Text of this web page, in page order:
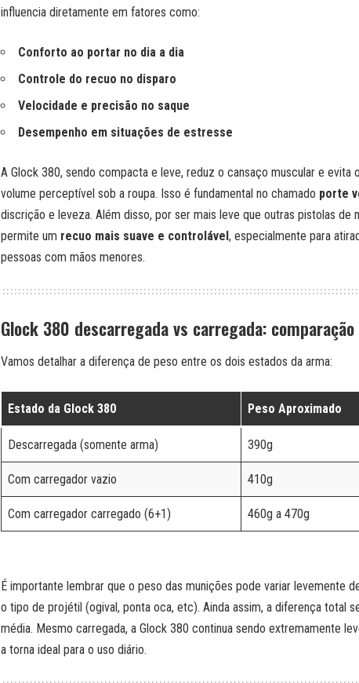
influencia diretamente em fatores como:
Conforto ao portar no dia a dia
Controle do recuo no disparo
Velocidade e precisão no saque
Desempenho em situações de estresse
A Glock 380, sendo compacta e leve, reduz o cansaço muscular e evita
volume perceptível sob a roupa. Isso é fundamental no chamado porte
discrição e leveza. Além disso, por ser mais leve que outras pistolas de
permite um recuo mais suave e controlável , especialmente para
pessoas com mãos menores.
Glock 380 descarregada vs carregada:
Vamos detalhar a diferença de peso entre os dois estados da arma:
Estado da Glock 380 Peso Aproximado
Descarregada (somente arma) 390g
Com carregador vazio 410g
Com carregador carregado (6+1) 460g a 470g
É importante lembrar que o peso das munições pode variar levemente
o tipo de projétil (ogival, ponta oca, etc). Ainda assim, a diferença total
média. Mesmo carregada, a Glock 380 continua sendo extremamente
a torna ideal para o uso diário.